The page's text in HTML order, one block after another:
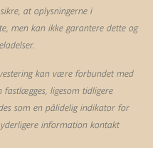
at oplysningerne i
men kan ikke garantere dette og
kan være forbundet med
ligesom tidligere
som en pålidelig indikator for
information kontakt